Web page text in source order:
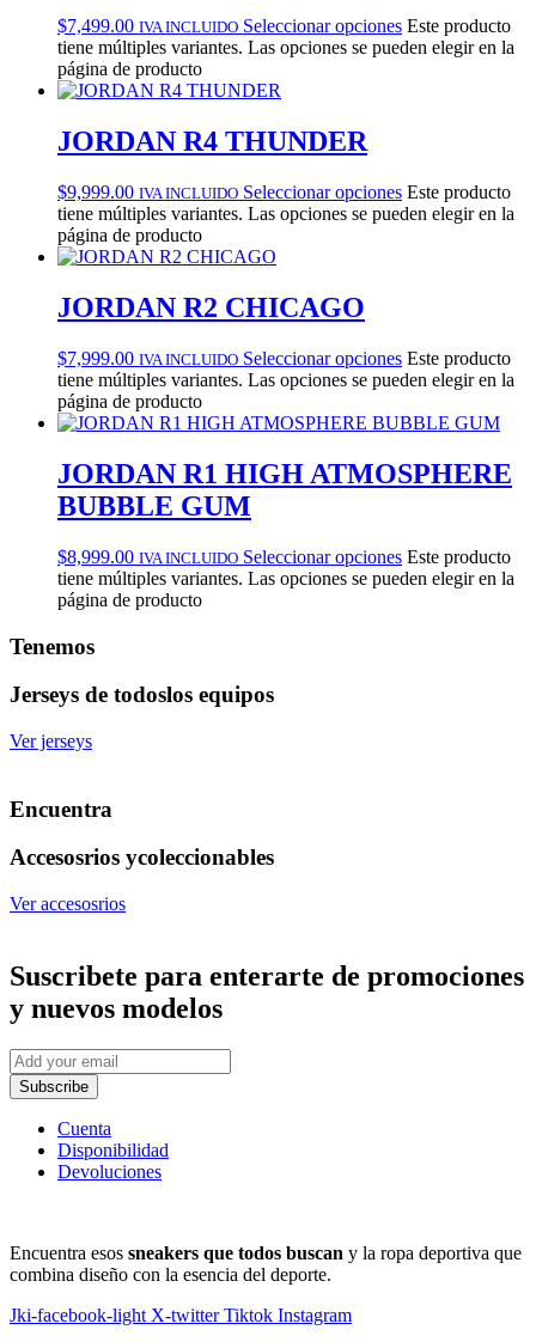
$7,499.00 IVA INCLUIDO Seleccionar opciones Este producto
tiene múltiples variantes. Las opciones se pueden elegir en la
página de producto
JORDAN R4 THUNDER
$9,999.00 IVA INCLUIDO Seleccionar opciones Este producto
tiene múltiples variantes. Las opciones se pueden elegir en la
página de producto
JORDAN R2 CHICAGO
$7,999.00 IVA INCLUIDO Seleccionar opciones Este producto
tiene múltiples variantes. Las opciones se pueden elegir en la
página de producto
JORDAN R1 HIGH ATMOSPHERE
BUBBLE GUM
$8,999.00 IVA INCLUIDO Seleccionar opciones Este producto
tiene múltiples variantes. Las opciones se pueden elegir en la
página de producto
Tenemos
Jerseys de todoslos equipos
Ver jerseys
Encuentra
Accesosrios ycoleccionables
Ver accesosrios
Suscribete para enterarte de promociones
y nuevos modelos
Subscribe
Cuenta
Disponibilidad
Devoluciones
Encuentra esos sneakers que todos buscan y la ropa deportiva que
combina diseño con la esencia del deporte.
Jki-facebook-light X-twitter Tiktok Instagram